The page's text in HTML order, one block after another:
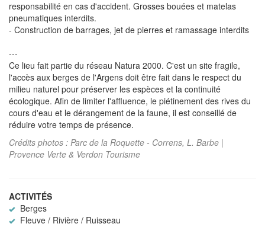
responsabilité en cas d'accident. Grosses bouées et matelas
pneumatiques interdits.
- Construction de barrages, jet de pierres et ramassage interdits
---
Ce lieu fait partie du réseau Natura 2000. C'est un site fragile,
l'accès aux berges de l'Argens doit être fait dans le respect du
milieu naturel pour préserver les espèces et la continuité
écologique. Afin de limiter l'affluence, le piétinement des rives du
cours d'eau et le dérangement de la faune, il est conseillé de
réduire votre temps de présence.
Crédits photos : Parc de la Roquette - Correns, L. Barbe |
Provence Verte & Verdon Tourisme
ACTIVITÉS
Berges
Fleuve / Rivière / Ruisseau